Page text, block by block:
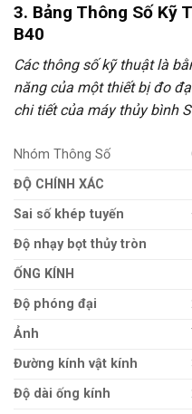
3. Bảng Thông Số Kỹ
B40
Các thông số kỹ thuật là
năng của một thiết bị đo
chi tiết của máy thủy bình
Nhóm Thông Số
ĐỘ CHÍNH XÁC
Sai số khép tuyến
Độ nhạy bọt thủy tròn
ỐNG KÍNH
Độ phóng đại
Ảnh
Đường kính vật kính
Độ dài ống kính